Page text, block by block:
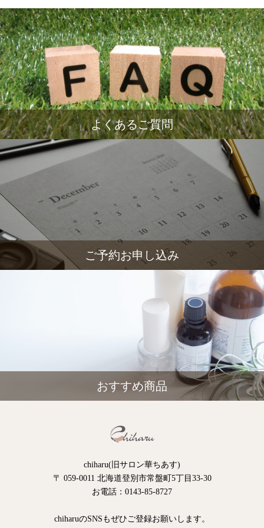
よくあるご質問
ご予約お申し込み
おすすめ商品
chiharu(旧サロン華ちあす)
〒 059-0011 北海道登別市常盤町5丁目33-30
お電話：0143-85-8727
chiharuのSNSもぜひご登録お願いします。